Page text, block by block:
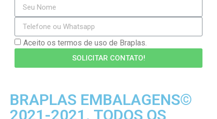
Aceito os termos de uso de Braplas.
SOLICITAR CONTATO!
BRAPLAS EMBALAGENS©
2021-2021. TODOS OS